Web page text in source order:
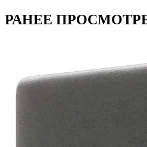
РАНЕЕ